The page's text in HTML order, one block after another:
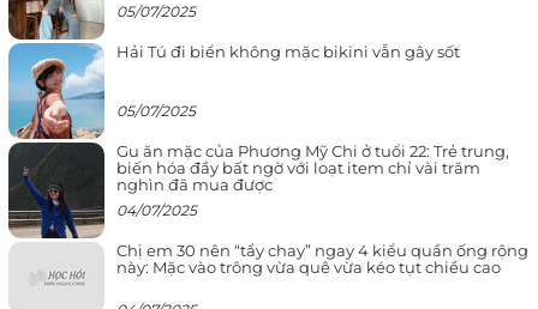
05/07/2025
Hải Tú đi biển không mặc bikini vẫn gây sốt
05/07/2025
Gu ăn mặc của Phương Mỹ Chi ở tuổi 22: Trẻ trung,
biến hóa đầy bất ngờ với loạt item chỉ vài trăm
nghìn đã mua được
04/07/2025
Chị em 30 nên “tẩy chay” ngay 4 kiểu quần ống rộng
này: Mặc vào trông vừa quê vừa kéo tụt chiều cao